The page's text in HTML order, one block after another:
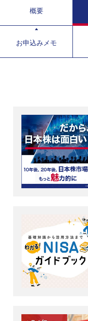
概要
お申込みメモ